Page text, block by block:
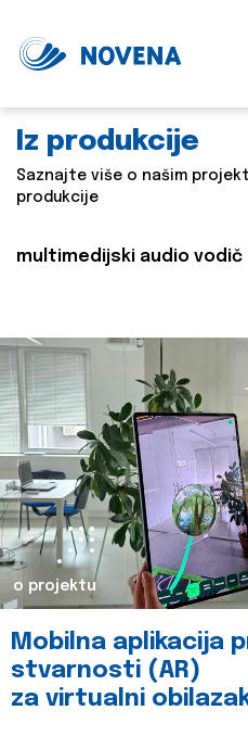
Iz produkcije
Saznajte više o našim
produkcije
multimedijski audio vodič
o projektu
Mobilna aplikacija
stvarnosti (AR)
za virtualni